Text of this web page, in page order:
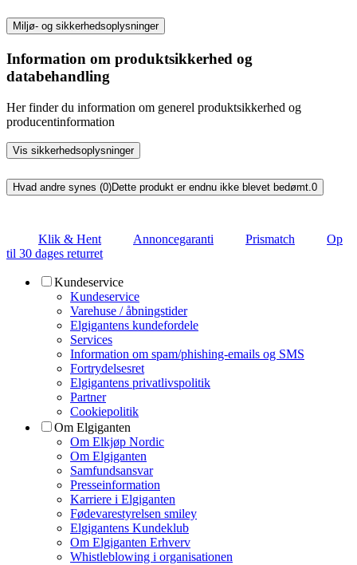
Miljø- og sikkerhedsoplysninger
Information om produktsikkerhed og
databehandling
Her finder du information om generel produktsikkerhed og
producentinformation
Vis sikkerhedsoplysninger
Hvad andre synes (0)Dette produkt er endnu ikke blevet bedømt.0
Klik & Hent Annoncegaranti Prismatch
Op
til 30 dages returret
Kundeservice
Kundeservice
Varehuse / åbningstider
Elgigantens kundefordele
Services
Information om spam/phishing-emails og SMS
Fortrydelsesret
Elgigantens privatlivspolitik
Partner
Cookiepolitik
Om Elgiganten
Om Elkjøp Nordic
Om Elgiganten
Samfundsansvar
Presseinformation
Karriere i Elgiganten
Fødevarestyrelsen smiley
Elgigantens Kundeklub
Om Elgiganten Erhverv
Whistleblowing i organisationen